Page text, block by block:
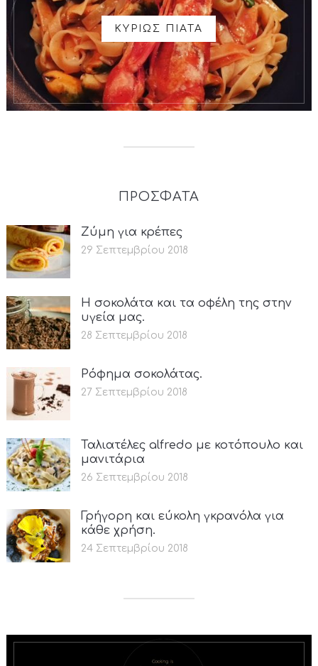
ΚΥΡΙΩΣ ΠΙΑΤΑ
ΠΡΟΣΦΑΤΑ
Ζύμη για κρέπες
29 Σεπτεμβρίου 2018
Η σοκολάτα και τα οφέλη της στην
υγεία μας.
28 Σεπτεμβρίου 2018
Ρόφημα σοκολάτας.
27 Σεπτεμβρίου 2018
Ταλιατέλες alfredo με κοτόπουλο και
μανιτάρια
26 Σεπτεμβρίου 2018
Γρήγορη και εύκολη γκρανόλα για
κάθε χρήση.
24 Σεπτεμβρίου 2018